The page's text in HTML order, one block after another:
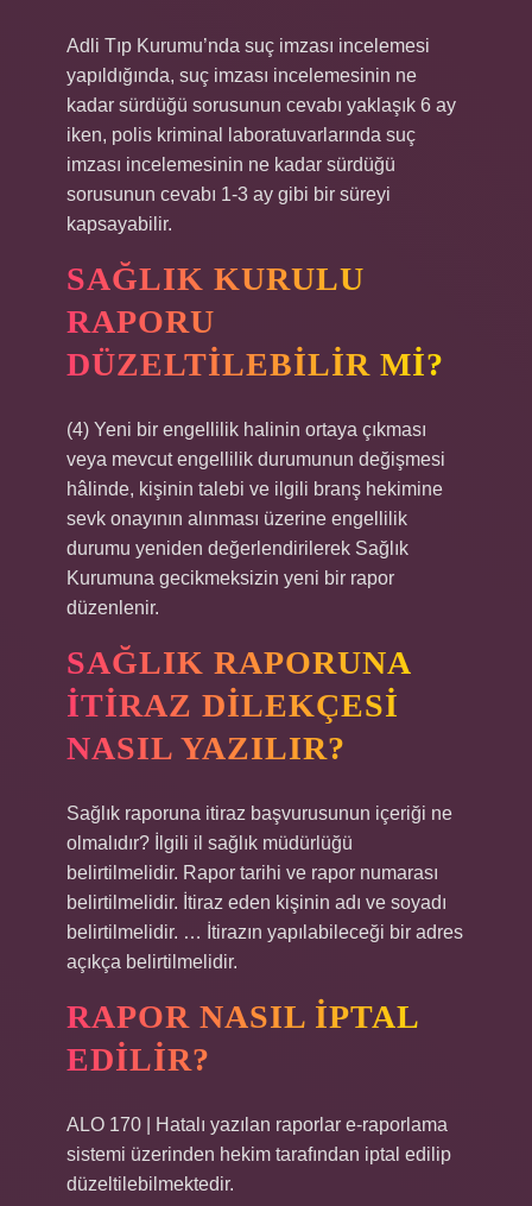
Adli Tıp Kurumu’nda suç imzası incelemesi
yapıldığında, suç imzası incelemesinin ne
kadar sürdüğü sorusunun cevabı yaklaşık 6 ay
iken, polis kriminal laboratuvarlarında suç
imzası incelemesinin ne kadar sürdüğü
sorusunun cevabı 1-3 ay gibi bir süreyi
kapsayabilir.
SAĞLIK KURULU
RAPORU
DÜZELTILEBILIR MI?
(4) Yeni bir engellilik halinin ortaya çıkması
veya mevcut engellilik durumunun değişmesi
hâlinde, kişinin talebi ve ilgili branş hekimine
sevk onayının alınması üzerine engellilik
durumu yeniden değerlendirilerek Sağlık
Kurumuna gecikmeksizin yeni bir rapor
düzenlenir.
SAĞLIK RAPORUNA
ITIRAZ DILEKÇESI
NASIL YAZILIR?
Sağlık raporuna itiraz başvurusunun içeriği ne
olmalıdır? İlgili il sağlık müdürlüğü
belirtilmelidir. Rapor tarihi ve rapor numarası
belirtilmelidir. İtiraz eden kişinin adı ve soyadı
belirtilmelidir. … İtirazın yapılabileceği bir adres
açıkça belirtilmelidir.
RAPOR NASIL IPTAL
EDILIR?
ALO 170 | Hatalı yazılan raporlar e-raporlama
sistemi üzerinden hekim tarafından iptal edilip
düzeltilebilmektedir.